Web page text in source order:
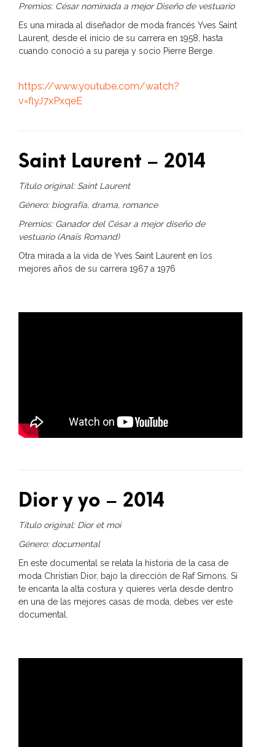
Premios: César nominada a mejor Diseño de vestuario
Es una mirada al diseñador de moda francés Yves Saint
Laurent, desde el inicio de su carrera en 1958, hasta
cuando conoció a su pareja y socio Pierre Berge.
https://www.youtube.com/watch?
v=flyJ7xPxqeE
Saint Laurent – 2014
Título original: Saint Laurent
Género: biografía, drama, romance
Premios: Ganador del César a mejor diseño de
vestuario (Anaïs Romand)
Otra mirada a la vida de Yves Saint Laurent en los
mejores años de su carrera 1967 a 1976
Dior y yo – 2014
Título original: Dior et moi
Género: documental
En este documental se relata la historia de la casa de
moda Christian Dior, bajo la dirección de Raf Simons. Si
te encanta la alta costura y quieres verla desde dentro
en una de las mejores casas de moda, debes ver este
documental.